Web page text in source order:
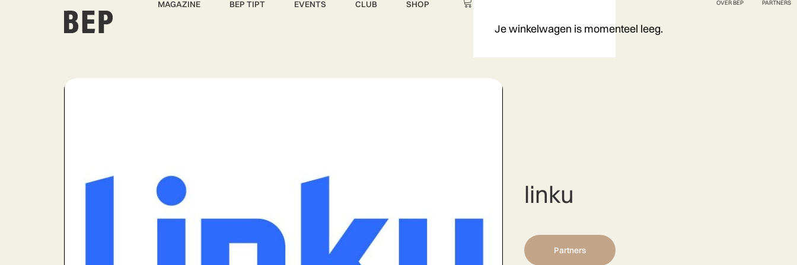
MAGAZINE BEP TIPT EVENTS CLUB SHOP OVER BEP PARTNERS
Je winkelwagen is momenteel leeg.
linku
Partners